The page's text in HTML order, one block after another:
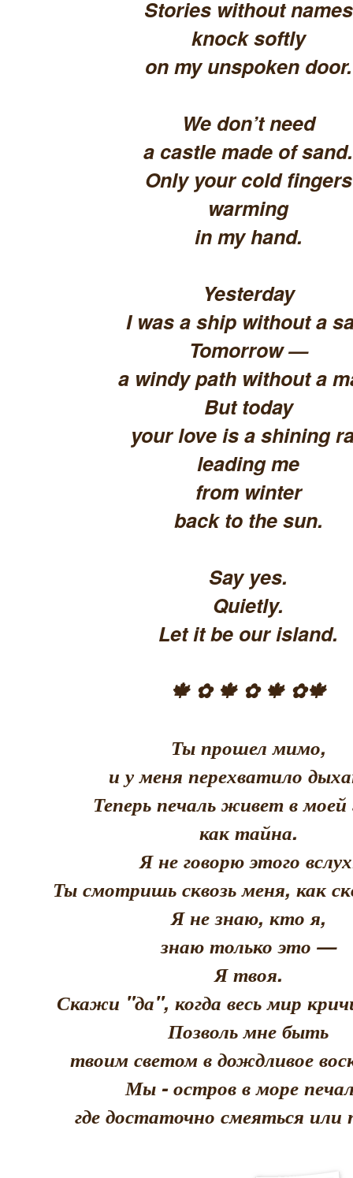
Stories without names
knock softly
on my unspoken door.
We don’t need
a castle made of sand.
Only your cold fingers
warming
in my hand.
Yesterday
I was a ship without a
Tomorrow —
a windy path without a
But today
your love is a shining
leading me
from winter
back to the sun.
Say yes.
Quietly.
Let it be our island.
🍁 ✿ 🍁 ✿ 🍁 ✿🍁
Ты прошел мимо,
и у меня перехватило
Теперь печаль живет в моей
как тайна.
Я не говорю этого
Ты смотришь сквозь меня, как
Я не знаю, кто я,
знаю только это —
Я твоя.
Скажи "да", когда весь мир
Позволь мне быть
твоим светом в дождливое
Мы - остров в море
где достаточно смеяться или